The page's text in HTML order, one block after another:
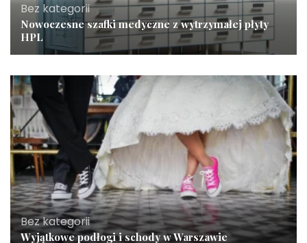
Bez kategorii
Nowoczesne szafki medyczne z wytrzymałej płyty
HPL
Bez kategorii
Wyjątkowe podłogi i schody w Warszawie